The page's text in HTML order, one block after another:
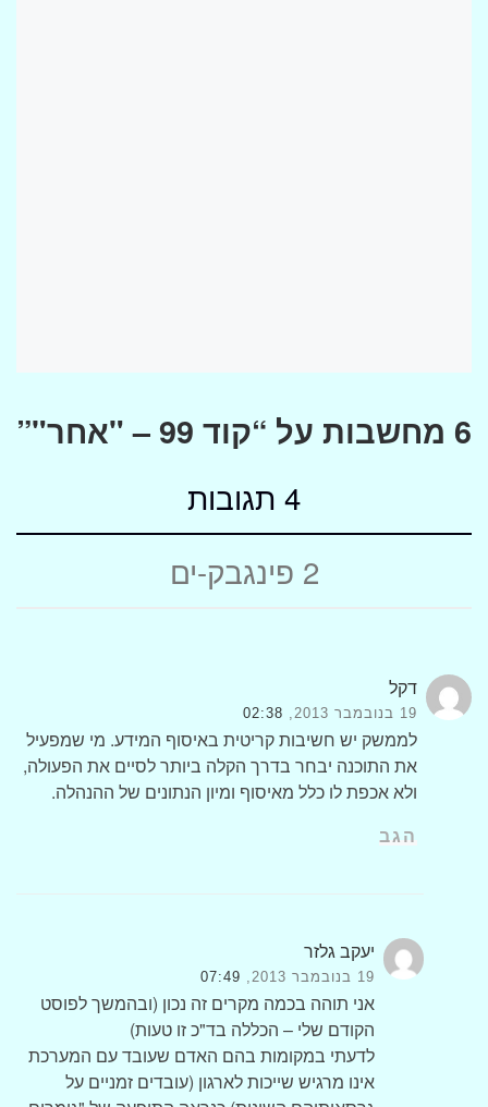
6 מחשבות על “קוד 99 – "אחר"”
4 תגובות
2 פינגבק-ים
דקל
19 בנובמבר 2013, 02:38
לממשק יש חשיבות קריטית באיסוף המידע. מי שמפעיל
את התוכנה יבחר בדרך הקלה ביותר לסיים את הפעולה,
ולא אכפת לו כלל מאיסוף ומיון הנתונים של ההנהלה.
הגב
יעקב גלזר
19 בנובמבר 2013, 07:49
אני תוהה בכמה מקרים זה נכון (ובהמשך לפוסט
הקודם שלי – הכללה בד"כ זו טעות)
לדעתי במקומות בהם האדם שעובד עם המערכת
אינו מרגיש שייכות לארגון (עובדים זמניים על